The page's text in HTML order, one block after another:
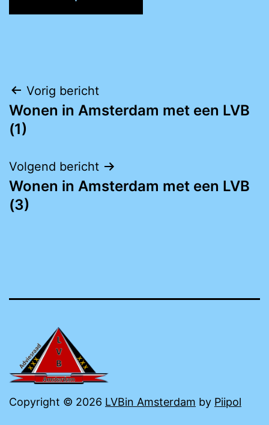
Bericht
navigatie
Vorig bericht
Wonen in Amsterdam met een LVB
(1)
Volgend bericht
Wonen in Amsterdam met een LVB
(3)
Copyright © 2026 LVBin Amsterdam by Piipol